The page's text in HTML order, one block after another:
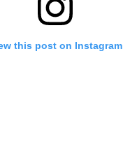
this post on Instagram